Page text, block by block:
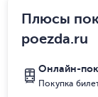
Плюсы
poezda.ru
Онлайн-
Покупка